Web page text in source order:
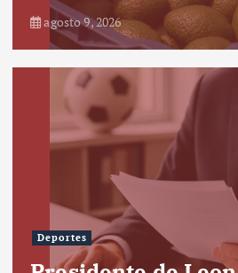
agosto 9, 2026
Deportes